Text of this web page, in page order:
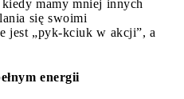
mamy mniej innych
się swoimi
jest „pyk-kciuk w akcji”, a
energii